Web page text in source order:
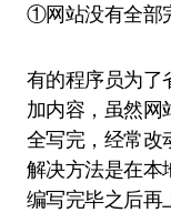
①网站没有全部
有的程序员为了
加内容，虽然网
全写完，经常改
解决方法是在本
编写完毕之后再